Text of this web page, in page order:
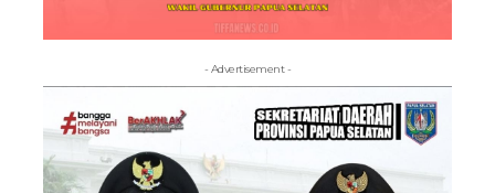
- Advertisement -